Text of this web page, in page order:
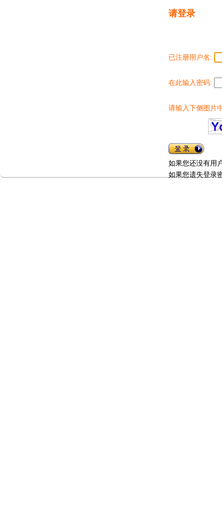
请登录
已注册用户名:
在此输入密码:
请输入下侧图片
如果您还没有用
如果您遗失登录